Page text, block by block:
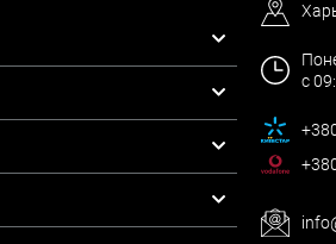
с